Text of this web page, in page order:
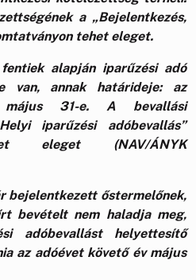
a „Bejelentkezés,
tehet eleget.
alapján iparűzési adó
van, annak határideje: az
31-e. A bevallási
iparűzési adóbevallás”
eleget (NAV/ÁNYK
bejelentkezett őstermelőnek,
bevételt nem haladja meg,
adóbevallást helyettesítő
az adóévet követő év május